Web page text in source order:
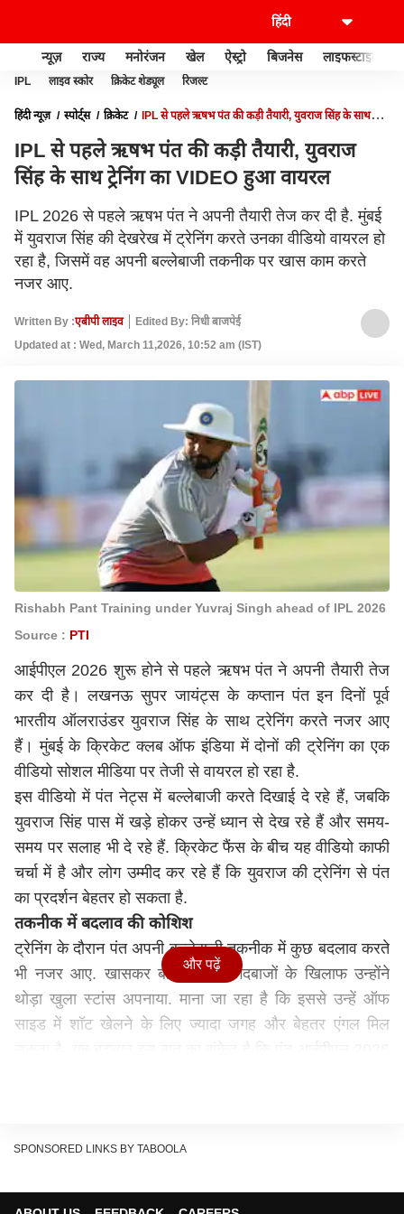
न्यूज़ राज्य मनोरंजन खेल ऐस्ट्रो बिजनेस लाइफस्टाइल
IPL लाइव स्कोर क्रिकेट शेड्यूल रिजल्ट
हिंदी न्यूज़ स्पोर्ट्स क्रिकेट
IPL से पहले ऋषभ पंत की कड़ी तैयारी, युवराज सिंह के साथ
IPL से पहले ऋषभ पंत की कड़ी तैयारी, युवराज
सिंह के साथ ट्रेनिंग का VIDEO हुआ वायरल
IPL 2026 से पहले ऋषभ पंत ने अपनी तैयारी तेज कर दी है. मुंबई
में युवराज सिंह की देखरेख में ट्रेनिंग करते उनका वीडियो वायरल हो
रहा है, जिसमें वह अपनी बल्लेबाजी तकनीक पर खास काम करते
नजर आए.
Written By :एबीपी लाइव
Edited By: निधी बाजपेई
Updated at : Wed, March 11,2026, 10:52 am (IST)
Rishabh Pant Training under Yuvraj Singh ahead of IPL 2026
Source : PTI
आईपीएल 2026 शुरू होने से पहले ऋषभ पंत ने अपनी तैयारी तेज
कर दी है। लखनऊ सुपर जायंट्स के कप्तान पंत इन दिनों पूर्व
भारतीय ऑलराउंडर युवराज सिंह के साथ ट्रेनिंग करते नजर आए
हैं। मुंबई के क्रिकेट क्लब ऑफ इंडिया में दोनों की ट्रेनिंग का एक
वीडियो सोशल मीडिया पर तेजी से वायरल हो रहा है.
इस वीडियो में पंत नेट्स में बल्लेबाजी करते दिखाई दे रहे हैं, जबकि
युवराज सिंह पास में खड़े होकर उन्हें ध्यान से देख रहे हैं और समय-
समय पर सलाह भी दे रहे हैं. क्रिकेट फैंस के बीच यह वीडियो काफी
चर्चा में है और लोग उम्मीद कर रहे हैं कि युवराज की ट्रेनिंग से पंत
का प्रदर्शन बेहतर हो सकता है.
तकनीक में बदलाव की कोशिश
ट्रेनिंग के दौरान पंत अपनी बल्लेबाजी तकनीक में कुछ बदलाव करते
भी नजर आए. खासकर बाएं हाथ के गेंदबाजों के खिलाफ उन्होंने
थोड़ा खुला स्टांस अपनाया. माना जा रहा है कि इससे उन्हें ऑफ
साइड में शॉट खेलने के लिए ज्यादा जगह और बेहतर एंगल मिल
पिछले सीजन में रहा था निराशाजनक प्रदर्शन
और पढ़ें
SPONSORED LINKS BY TABOOLA